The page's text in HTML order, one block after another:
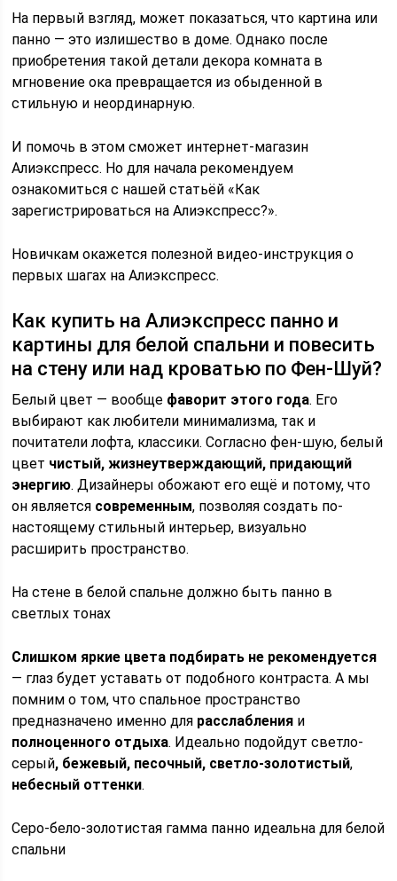
На первый взгляд, может показаться, что картина или
панно — это излишество в доме. Однако после
приобретения такой детали декора комната в
мгновение ока превращается из обыденной в
стильную и неординарную.
И помочь в этом сможет интернет-магазин
Алиэкспресс. Но для начала рекомендуем
ознакомиться с нашей статьёй «Как
зарегистрироваться на Алиэкспресс?».
Новичкам окажется полезной видео-инструкция о
первых шагах на Алиэкспресс.
Как купить на Алиэкспресс панно и
картины для белой спальни и повесить
на стену или над кроватью по Фен-Шуй?
Белый цвет — вообще фаворит этого года. Его
выбирают как любители минимализма, так и
почитатели лофта, классики. Согласно фен-шую, белый
цвет чистый, жизнеутверждающий, придающий
энергию. Дизайнеры обожают его ещё и потому, что
он является современным, позволяя создать по-
настоящему стильный интерьер, визуально
расширить пространство.
На стене в белой спальне должно быть панно в
светлых тонах
Слишком яркие цвета подбирать не рекомендуется
— глаз будет уставать от подобного контраста. А мы
помним о том, что спальное пространство
предназначено именно для расслабления и
полноценного отдыха. Идеально подойдут светло-
серый, бежевый, песочный, светло-золотистый,
небесный оттенки.
Серо-бело-золотистая гамма панно идеальна для белой
спальни